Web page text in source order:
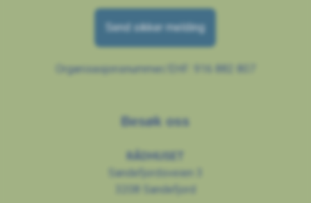
Send sikker melding
Organisasjonsnummer/EHF: 916 882 807
Besøk oss
RÅDHUSET
Sandefjordsveien 3
3208 Sandefjord